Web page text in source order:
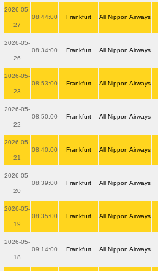
2026-05-
27
08:44:00 Frankfurt All Nippon Airways
2026-05-
26
08:34:00 Frankfurt All Nippon Airways
2026-05-
23
08:53:00 Frankfurt All Nippon Airways
2026-05-
22
08:50:00 Frankfurt All Nippon Airways
2026-05-
21
08:40:00 Frankfurt All Nippon Airways
2026-05-
20
08:39:00 Frankfurt All Nippon Airways
2026-05-
19
08:35:00 Frankfurt All Nippon Airways
2026-05-
18
09:14:00 Frankfurt All Nippon Airways